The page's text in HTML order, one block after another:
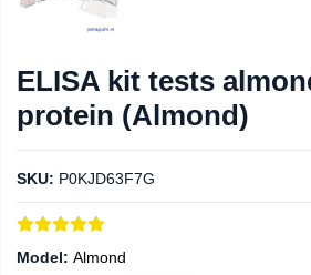
ELISA kit tests
protein (Almond)
SKU: P0KJD63F7G
Model: Almond